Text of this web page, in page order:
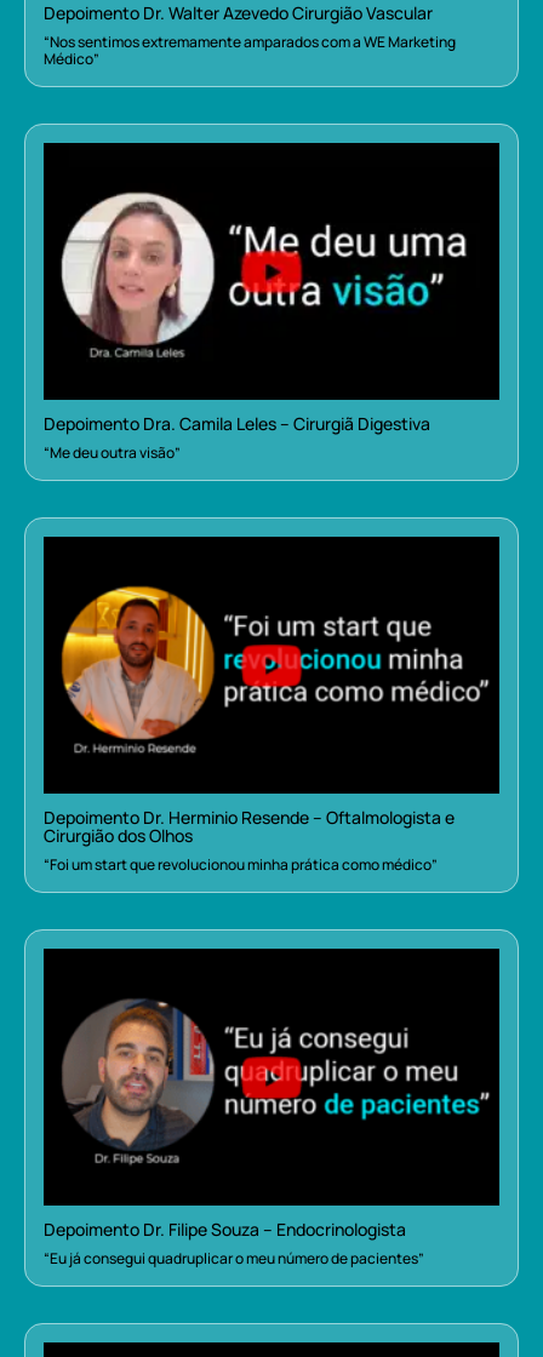
Depoimento Dr. Walter Azevedo Cirurgião Vascular
“Nos sentimos extremamente amparados com a WE Marketing
Médico”
Depoimento Dra. Camila Leles – Cirurgiã Digestiva
“Me deu outra visão”
Depoimento Dr. Herminio Resende – Oftalmologista e
Cirurgião dos Olhos
“Foi um start que revolucionou minha prática como médico”
Depoimento Dr. Filipe Souza – Endocrinologista
“Eu já consegui quadruplicar o meu número de pacientes”